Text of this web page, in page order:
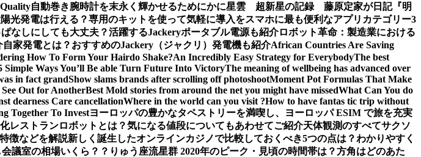
自動巻き腕時計を末永く輝かせるためにかに星雲 超新星の記録 藤原定家が日記『明
光発電は行える？専用のキットを使って気軽に導入をスマホに最も便利なアプリカテゴリー3
なしにしても大丈夫？活躍するJackeryポータブル電源も紹介ロボット革命：製造業における
自家発電とは？おすすめのJackery（ジャクリ）発電機も紹介African Countries Are Saving
How To Form Your Hairdo Shake?An Incredibly Easy Strategy for EverybodyThe best
Simple Ways You’ll Be able Turn Future Into VictoryThe meaning of wellbeing has advanced over
in fact grandShow slams brands after scrolling off photoshootMoment Pot Formulas That Make
Out for AnotherBest Mold stories from around the net you might have missedWhat Can You do
dearness Care cancellationWhere in the world can you visit ?How to have fantas tic trip without
Together To Investヨーロッパの豊かなタペストリーを満喫し、ヨーロッパ ESIM で旅を充実
レストランロボットとは？気になる値段についてもあわせてご紹介天体観測のすべてサクソ
徴などを解説新しく誕生したオンラインカジノで比較しておくべき5つの点は？わかりやすく
議室の相場いくら？？ りゅう座流星群 2020年のピーク・見頃の時間帯は？方角はどのあた